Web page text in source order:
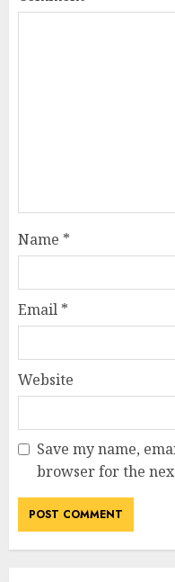
Name *
Email *
Website
Save my name,
browser for the